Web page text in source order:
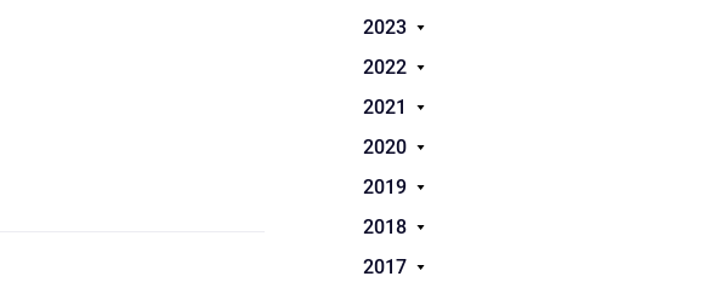
2023
2022
2021
2020
2019
2018
2017